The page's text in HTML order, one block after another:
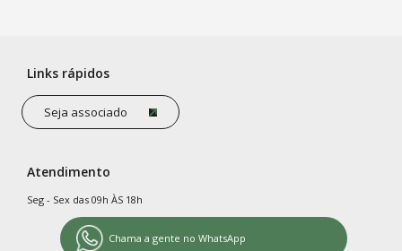
Links rápidos
Seja associado
Atendimento
Seg - Sex das 09h ÀS 18h
Chama a gente no WhatsApp